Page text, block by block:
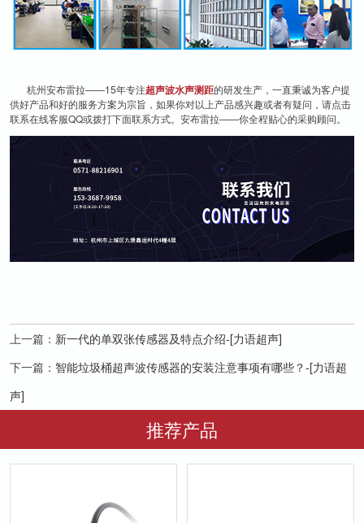
杭州安布雷拉——15年专注超声波水声测距的研发生产，一直秉诚为客户提
供好产品和好的服务方案为宗旨，如果你对以上产品感兴趣或者有疑问，请点击
联系在线客服QQ或拨打下面联系方式。安布雷拉——你全程贴心的采购顾问。
上一篇： 新一代的单双张传感器及特点介绍-[力语超声]
下一篇： 智能垃圾桶超声波传感器的安装注意事项有哪些？-[力语超
声]
推荐产品